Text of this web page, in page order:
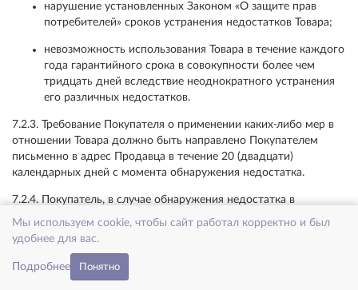
Мы используем cookie, чтобы сайт работал корректно и был
удобнее для вас.
Подробнее Понятно
нарушение установленных Законом «О защите прав
потребителей» сроков устранения недостатков Товара;
невозможность использования Товара в течение каждого
года гарантийного срока в совокупности более чем
тридцать дней вследствие неоднократного устранения
его различных недостатков.
7.2.3. Требование Покупателя о применении каких-либо мер в
отношении Товара должно быть направлено Покупателем
письменно в адрес Продавца в течение 20 (двадцати)
календарных дней с момента обнаружения недостатка.
7.2.4. Покупатель, в случае обнаружения недостатка в
основном Товаре, имеет право на замену Товара в целом, т.е.
совокупность составных частей, составляющих Товар, а также
его принадлежности.
7.2.5. Основной срок для замены Товара, когда его недостатки